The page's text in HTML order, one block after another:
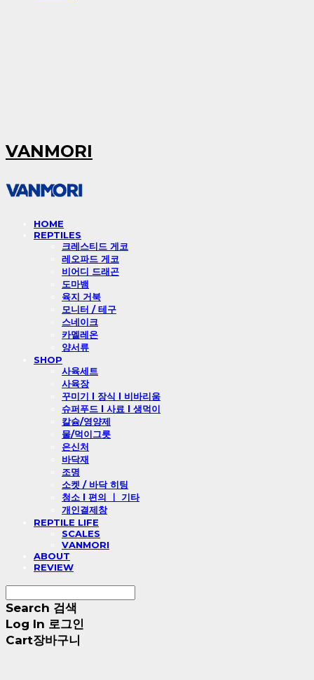
VANMORI
HOME
REPTILES
크레스티드 게코
레오파드 게코
비어디 드래곤
도마뱀
육지 거북
모니터 / 테구
스네이크
카멜레온
양서류
SHOP
사육세트
사육장
꾸미기 l 장식 l 비바리움
슈퍼푸드 l 사료 l 생먹이
칼슘/영양제
물/먹이그릇
은신처
바닥재
조명
소켓 / 바닥 히팅
청소 l 편의 ㅣ 기타
개인결제창
REPTILE LIFE
SCALES
VANMORI
ABOUT
REVIEW
Search 검색
Log In 로그인
Cart장바구니